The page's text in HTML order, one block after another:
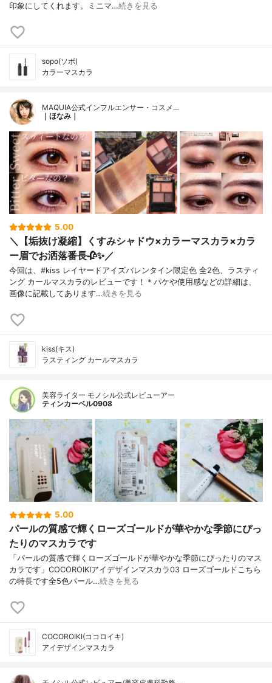
印象にしてくれます。ミニマ…続きを見る
sopo(ソポ)
カラーマスカラ
MAQUIA公式インフルエンサー・コスメ…
｜ほなみ｜
5.00
＼【垢抜け凝縮】くすみシャドウ×カラーマスカラ×カラ
ー眉でお洒落番長🥀✨／
今回は、#kiss レイヤードアイズバレンタイン限定色 全2色、ラスティ
ング カールマスカラのレビューです！＊パケや使用感などの詳細は、
画像に記載してあります…続きを見る
kiss(キス)
ラスティング カールマスカラ
美容ライター モノシル公式レビューアー
ティンカーベル0908
5.00
パールの質感で輝くローズゴールドが華やかな季節にぴっ
たりのマスカラです
「パールの質感で輝くローズゴールドが華やかな季節にぴったりのマス
カラです」COCOROIKIアイデザインマスカラ03 ローズゴールドこちら
の特長です全5色パール…続きを見る
COCOROIKI(ココロイキ)
アイデザインマスカラ